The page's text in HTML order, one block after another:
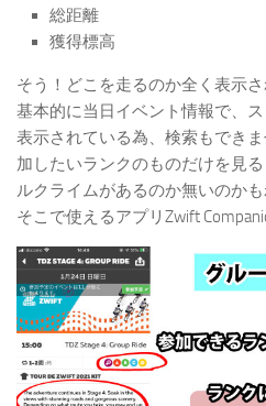
総距離
獲得標高
そう！どこを走るのか全く表示さ
基本的に当日イベント情報で、
表示されている為、検索もでき
加したいランクのものだけを見
ルクライムがあるのか無いのか
そこで使えるアプリZwift